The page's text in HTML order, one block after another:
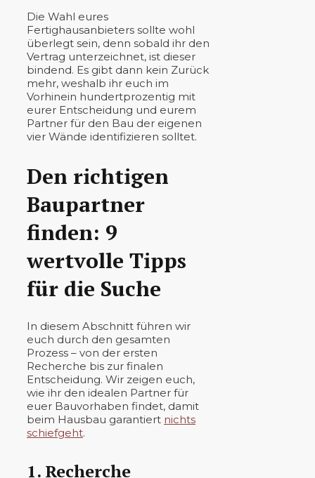
Die Wahl eures
Fertighausanbieters sollte wohl
überlegt sein, denn sobald ihr den
Vertrag unterzeichnet, ist dieser
bindend. Es gibt dann kein Zurück
mehr, weshalb ihr euch im
Vorhinein hundertprozentig mit
eurer Entscheidung und eurem
Partner für den Bau der eigenen
vier Wände identifizieren solltet.
Den richtigen
Baupartner
finden: 9
wertvolle Tipps
für die Suche
In diesem Abschnitt führen wir
euch durch den gesamten
Prozess – von der ersten
Recherche bis zur finalen
Entscheidung. Wir zeigen euch,
wie ihr den idealen Partner für
euer Bauvorhaben findet, damit
beim Hausbau garantiert nichts
schiefgeht.
1. Recherche